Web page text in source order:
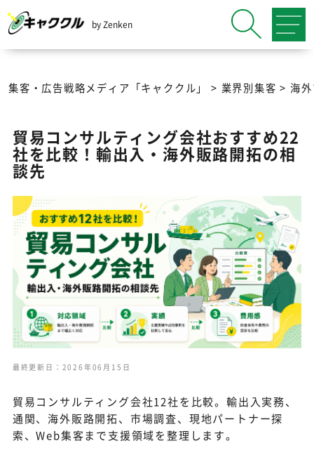
by Zenken
集客・広告戦略メディア「キャククル」 > 業界別集客 > 海
貿易コンサルティング会社おすすめ22
社を比較！輸出入・海外販路開拓の相
談先
最終更新日：2026年06月15日
貿易コンサルティング会社12社を比較。輸出入実務、
通関、海外販路開拓、市場調査、現地パートナー探
索、Web集客まで支援領域を整理します。